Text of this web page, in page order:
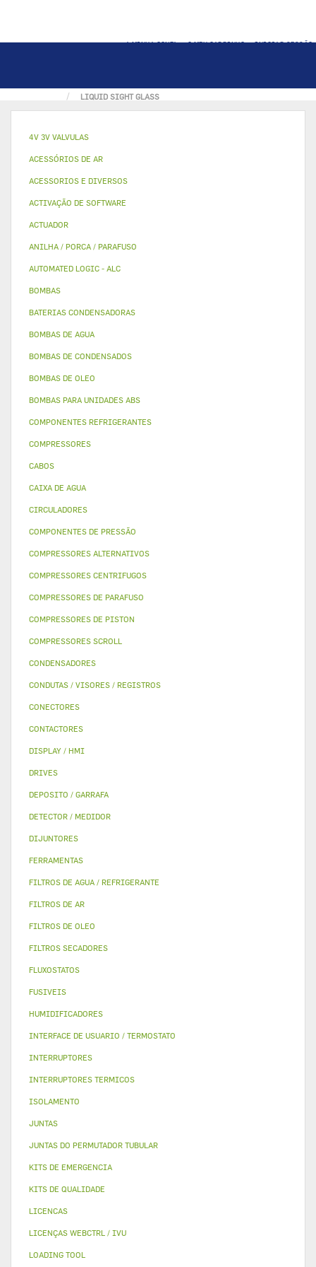
A MINHA CONTA O MEU CARRINHO INICIAR SESSÃO
LIQUID SIGHT GLASS
4V 3V VALVULAS
ACESSÓRIOS DE AR
ACESSORIOS E DIVERSOS
ACTIVAÇÃO DE SOFTWARE
ACTUADOR
ANILHA / PORCA / PARAFUSO
AUTOMATED LOGIC - ALC
BOMBAS
BATERIAS CONDENSADORAS
BOMBAS DE AGUA
BOMBAS DE CONDENSADOS
BOMBAS DE OLEO
BOMBAS PARA UNIDADES ABS
COMPONENTES REFRIGERANTES
COMPRESSORES
CABOS
CAIXA DE AGUA
CIRCULADORES
COMPONENTES DE PRESSÃO
COMPRESSORES ALTERNATIVOS
COMPRESSORES CENTRIFUGOS
COMPRESSORES DE PARAFUSO
COMPRESSORES DE PISTON
COMPRESSORES SCROLL
CONDENSADORES
CONDUTAS / VISORES / REGISTROS
CONECTORES
CONTACTORES
DISPLAY / HMI
DRIVES
DEPOSITO / GARRAFA
DETECTOR / MEDIDOR
DIJUNTORES
FERRAMENTAS
FILTROS DE AGUA / REFRIGERANTE
FILTROS DE AR
FILTROS DE OLEO
FILTROS SECADORES
FLUXOSTATOS
FUSIVEIS
HUMIDIFICADORES
INTERFACE DE USUARIO / TERMOSTATO
INTERRUPTORES
INTERRUPTORES TERMICOS
ISOLAMENTO
JUNTAS
JUNTAS DO PERMUTADOR TUBULAR
KITS DE EMERGENCIA
KITS DE QUALIDADE
LICENCAS
LICENÇAS WEBCTRL / IVU
LOADING TOOL